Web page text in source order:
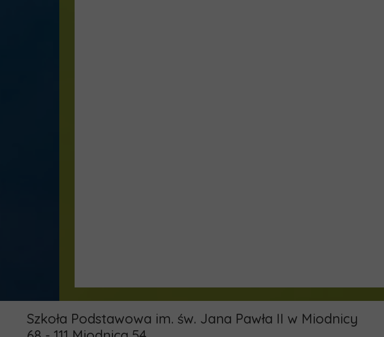
Szkoła Podstawowa im. św. Jana Pawła II w Miodnicy